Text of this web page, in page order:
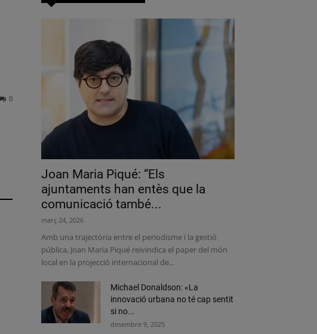
0
Joan Maria Piqué: “Els
ajuntaments han entès que la
comunicació també...
març 24, 2026
Amb una trajectòria entre el periodisme i la gestió
pública, Joan Maria Piqué reivindica el paper del món
local en la projecció internacional de...
Michael Donaldson: «La
innovació urbana no té cap sentit
si no...
desembre 9, 2025